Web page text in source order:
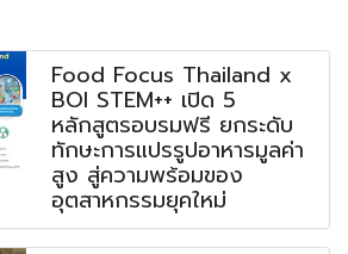
Food Focus Thailand x
BOI STEM++ เปิด 5
หลักสูตรอบรมฟรี ยกระดับ
ทักษะการแปรรูปอาหารมูลค่า
สูง สู่ความพร้อมของ
อุตสาหกรรมยุคใหม่